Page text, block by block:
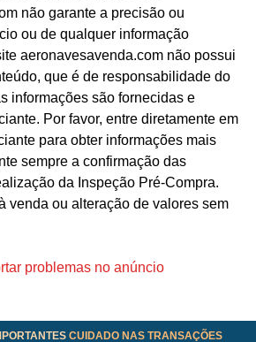
não garante a precisão ou
ou de qualquer informação
aeronavesavenda.com não possui
que é de responsabilidade do
informações são fornecidas e
Por favor, entre diretamente em
para obter informações mais
sempre a confirmação das
da Inspeção Pré-Compra.
venda ou alteração de valores sem
problemas no anúncio
CUIDADO NAS TRANSAÇÕES